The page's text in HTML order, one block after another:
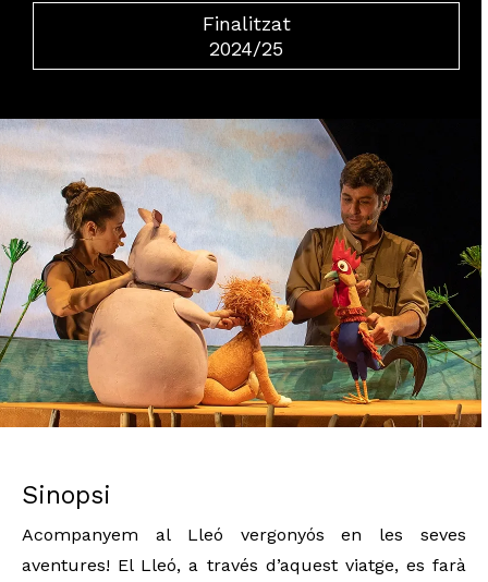
Finalitzat
2024/25
Sinopsi
Acompanyem al Lleó vergonyós en les seves
aventures! El Lleó, a través d’aquest viatge, es farà